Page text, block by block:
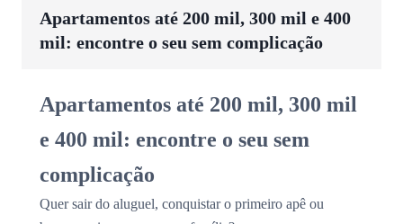
Apartamentos até 200 mil, 300 mil e 400
mil: encontre o seu sem complicação
Apartamentos até 200 mil, 300 mil
e 400 mil: encontre o seu sem
complicação
Quer sair do aluguel, conquistar o primeiro apê ou